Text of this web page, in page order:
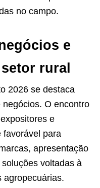
no campo.
e
rural
2026 se destaca
O encontro
e
favorável para
apresentação
voltadas à
agropecuárias.